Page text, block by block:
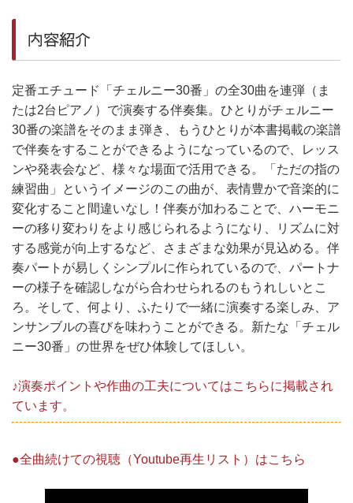
内容紹介
定番エチュード「チェルニー30番」の全30曲を連弾（ま
たは2台ピアノ）で演奏する伴奏集。ひとりがチェルニー
30番の楽譜をそのまま弾き、もうひとりが本書掲載の楽譜
で伴奏をすることができるようになっているので、レッス
ンや発表会など、様々な場面で活用できる。「ただの指の
練習曲」というイメージのこの曲が、表情豊かで音楽的に
変化すること間違いなし！伴奏が加わることで、ハーモニ
ーの移り変わりをより感じられるようになり、リズムに対
する感覚が向上するなど、さまざまな効果が見込める。伴
奏パートが易しくシンプルに作られているので、パートナ
ーの様子を確認しながら合わせられるのもうれしいとこ
ろ。そして、何より、ふたりで一緒に演奏する楽しみ、ア
ンサンブルの喜びを味わうことができる。新たな「チェル
ニー30番」の世界をぜひ体験してほしい。
♪演奏ポイントや作曲の工夫についてはこちらに掲載され
ています。
●全曲続けての視聴（Youtube再生リスト）はこちら